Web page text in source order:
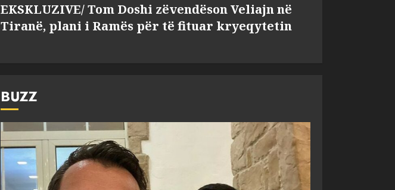
EKSKLUZIVE/ Tom Doshi zëvendëson Veliajn në
Tiranë, plani i Ramës për të fituar kryeqytetin
BUZZ